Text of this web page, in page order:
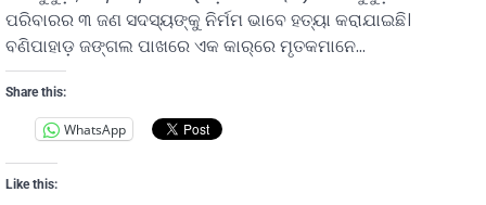
ପରିବାରର ୩ ଜଣ ସଦସ୍ୟଙ୍କୁ ନିର୍ମମ ଭାବେ ହତ୍ୟା କରାଯାଇଛି।
ବଣିପାହାଡ଼ ଜଙ୍ଗଲ ପାଖରେ ଏକ କାର୍‌ରେ ମୃତକମାନେ…
Share this:
WhatsApp
Like this: